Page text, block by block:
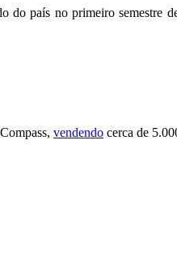
país no primeiro semestre
vendendo cerca de